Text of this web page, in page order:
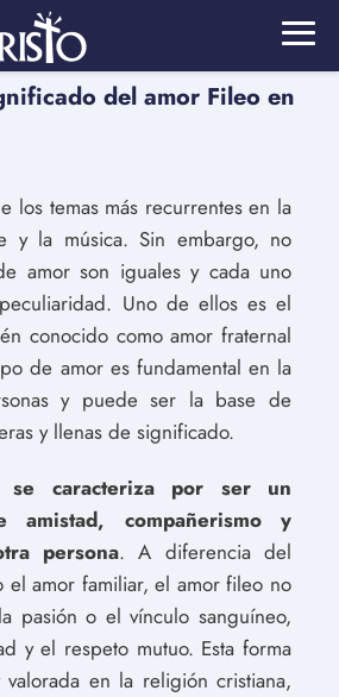
del amor Fileo en
los temas más recurrentes en la
y la música. Sin embargo, no
amor son iguales y cada uno
Uno de ellos es el
conocido como amor fraternal
de amor es fundamental en la
y puede ser la base de
y llenas de significado.
caracteriza por ser un
amistad, compañerismo y
persona. A diferencia del
el amor familiar, el amor fileo no
pasión o el vínculo sanguíneo,
y el respeto mutuo. Esta forma
en la religión cristiana,